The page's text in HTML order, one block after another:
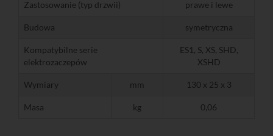
Zastosowanie (typ drzwii) prawe i lewe
Budowa symetryczna
Kompatybilne serie
elektrozaczepów
ES1, S, XS, SHD,
XSHD
Wymiary mm 130 x 25 x 3
Masa kg 0,06